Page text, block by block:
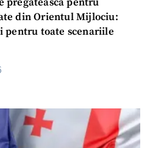
din Orientul Mijlociu:
pentru toate scenariile